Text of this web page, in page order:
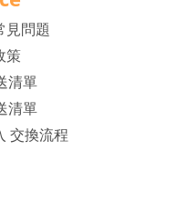
見問題
策
清單
清單
交換流程